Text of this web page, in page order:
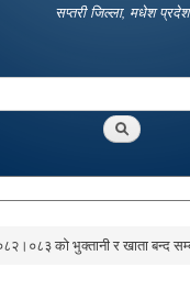
सप्तरी जिल्ला, मधेश प्रदेश
को भुक्तानी र खाता बन्द